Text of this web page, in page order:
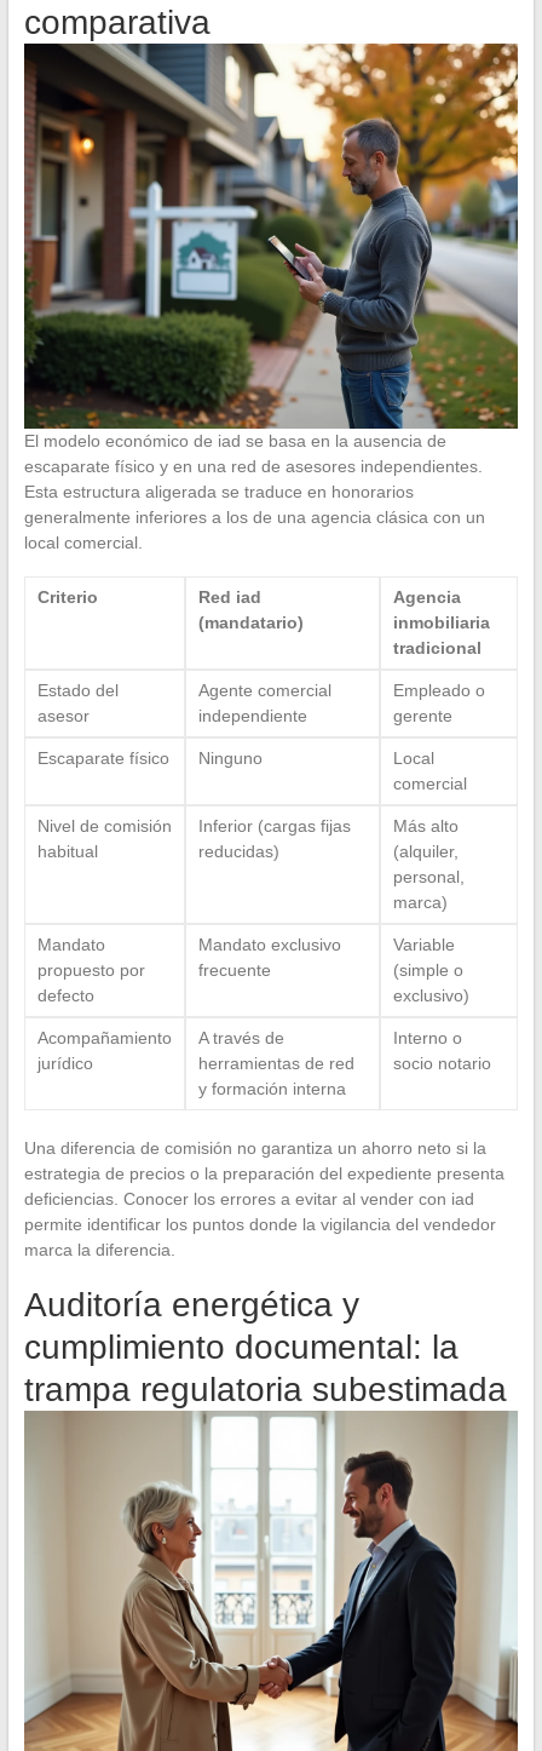
comparativa
El modelo económico de iad se basa en la ausencia de
escaparate físico y en una red de asesores independientes.
Esta estructura aligerada se traduce en honorarios
generalmente inferiores a los de una agencia clásica con un
local comercial.
Criterio
Red iad
(mandatario)
Agencia
inmobiliaria
tradicional
Estado del
asesor
Agente comercial
independiente
Empleado o
gerente
Escaparate físico Ninguno
Local
comercial
Nivel de comisión
habitual
Inferior (cargas fijas
reducidas)
Más alto
(alquiler,
personal,
marca)
Mandato
propuesto por
defecto
Mandato exclusivo
frecuente
Variable
(simple o
exclusivo)
Acompañamiento
jurídico
A través de
herramientas de red
y formación interna
Interno o
socio notario
Una diferencia de comisión no garantiza un ahorro neto si la
estrategia de precios o la preparación del expediente presenta
deficiencias. Conocer los errores a evitar al vender con iad
permite identificar los puntos donde la vigilancia del vendedor
marca la diferencia.
Auditoría energética y
cumplimiento documental: la
trampa regulatoria subestimada